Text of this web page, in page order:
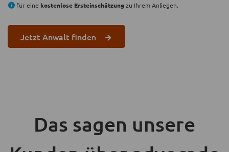
für eine kostenlose Ersteinschätzungzu Ihrem Anliegen.
Jetzt Anwalt finden
Das sagen unsere